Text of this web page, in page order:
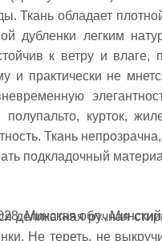
Ткань обладает
дубленки легким
к ветру и
и практически не
курток,
Ткань
подкладочный
деликатная ручная
Не тереть, не
Минская обл., Минский